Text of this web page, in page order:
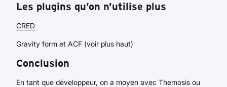
Les plugins qu’on n’utilise plus
CRED
Gravity form et ACF (voir plus haut)
Conclusion
En tant que développeur, on a moyen avec Themosis ou